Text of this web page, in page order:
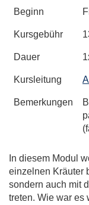
Beginn
Kursgebühr
Dauer
Kursleitung
Bemerkungen
In diesem Modul
einzelnen Kräuter
sondern auch mit
treten. Wie war es